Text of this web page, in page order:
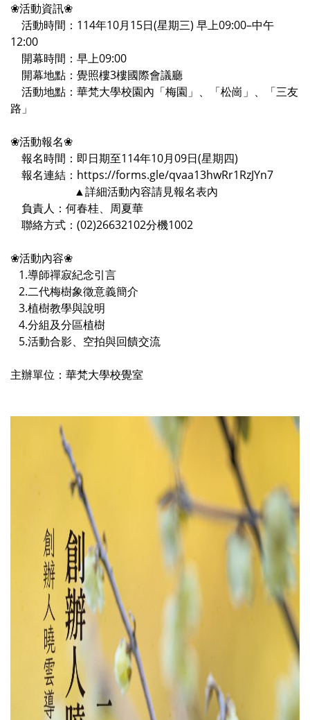
❀活動資訊❀
活動時間：114年10月15日(星期三) 早上09:00–中午
12:00
開幕時間：早上09:00
開幕地點：覺照樓3樓國際會議廳
活動地點：華梵大學校園內「梅園」、「松崗」、「三友
路」
❀活動報名❀
​ ​ ​ 報名時間：即日期至114年10月09日(星期四)
​ ​ ​ 報名連結：https://forms.gle/qvaa13hwRr1RzJYn7
​ ​ ​ ​ ​ ​ ​ ​ ​ ​ ​ ​ ​ ​ ​ ​ ​ ​ ​ ​ ​ ​ ▲詳細活動內容請見報名表內
​ ​ ​ 負責人：何春桂、周夏華
​ ​ ​ 聯絡方式：(02)26632102分機1002
❀活動內容❀
​ ​ 1.導師禪寂紀念引言
​ ​ 2.二代梅樹象徵意義簡介
​ ​ 3.植樹教學與說明
​ ​ 4.分組及分區植樹
​ ​ 5.活動合影、空拍與回饋交流
主辦單位：華梵大學校覺室